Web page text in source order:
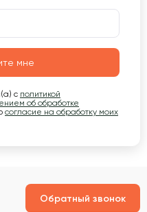
мне
с политикой
об обработке
согласие на обработку моих
Обратный звонок